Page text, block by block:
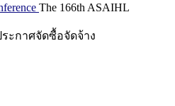
The 166th ASAIHL
ะกาศจัดซื้อจัดจ้าง